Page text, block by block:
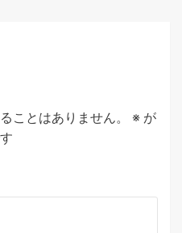
ことはありません。 ※ が